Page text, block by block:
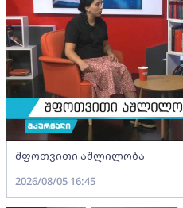
შფოთვითი აშლილობა
2026/08/05 16:45